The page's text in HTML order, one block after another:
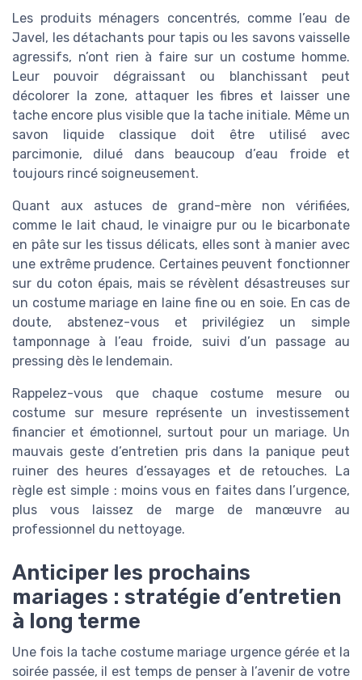
Les produits ménagers concentrés, comme l’eau de
Javel, les détachants pour tapis ou les savons vaisselle
agressifs, n’ont rien à faire sur un costume homme.
Leur pouvoir dégraissant ou blanchissant peut
décolorer la zone, attaquer les fibres et laisser une
tache encore plus visible que la tache initiale. Même un
savon liquide classique doit être utilisé avec
parcimonie, dilué dans beaucoup d’eau froide et
toujours rincé soigneusement.
Quant aux astuces de grand-mère non vérifiées,
comme le lait chaud, le vinaigre pur ou le bicarbonate
en pâte sur les tissus délicats, elles sont à manier avec
une extrême prudence. Certaines peuvent fonctionner
sur du coton épais, mais se révèlent désastreuses sur
un costume mariage en laine fine ou en soie. En cas de
doute, abstenez-vous et privilégiez un simple
tamponnage à l’eau froide, suivi d’un passage au
pressing dès le lendemain.
Rappelez-vous que chaque costume mesure ou
costume sur mesure représente un investissement
financier et émotionnel, surtout pour un mariage. Un
mauvais geste d’entretien pris dans la panique peut
ruiner des heures d’essayages et de retouches. La
règle est simple : moins vous en faites dans l’urgence,
plus vous laissez de marge de manœuvre au
professionnel du nettoyage.
Anticiper les prochains
mariages : stratégie d’entretien
à long terme
Une fois la tache costume mariage urgence gérée et la
soirée passée, il est temps de penser à l’avenir de votre